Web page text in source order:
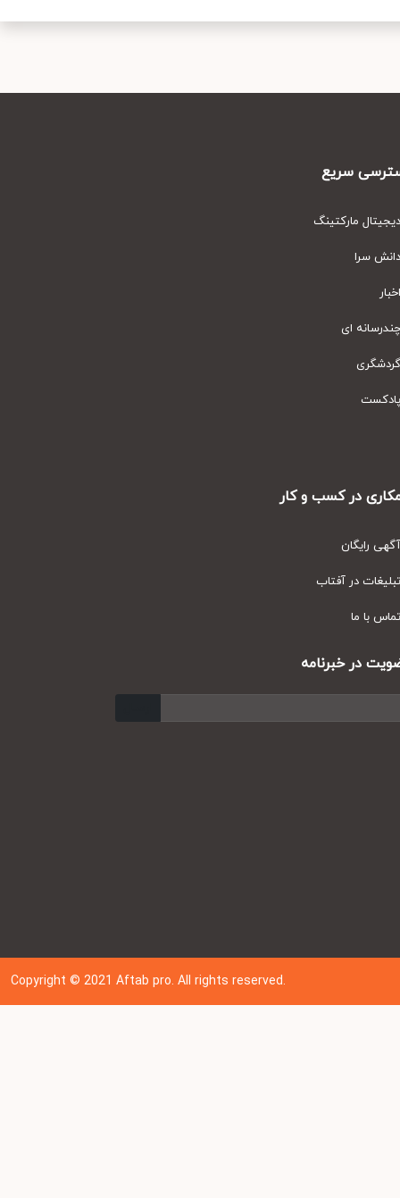
سریع
مارکتینگ
سرا
ای
در کسب و کار
رایگان
در آفتاب
با ما
در خبرنامه
Copyright © 202 1Aftab pro. All rights reserved.